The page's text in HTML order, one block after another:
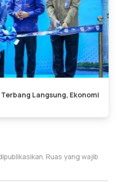
Langsung, Ekonomi
Ruas yang wajib